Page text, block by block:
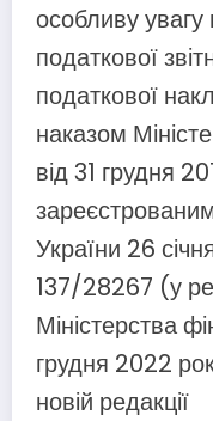
особливу
податкової
податкової
наказом
від 31 грудня
зареєстрованим
України 26
137/28267 (у
Міністерства
грудня 2022
новій редакції